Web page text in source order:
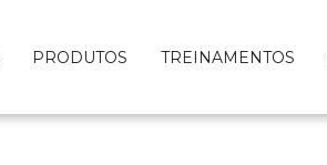
PRODUTOS TREINAMENTOS